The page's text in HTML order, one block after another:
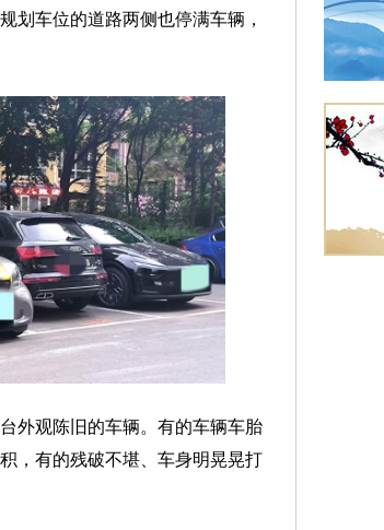
车位的道路两侧也停满车辆，
观陈旧的车辆。有的车辆车胎
，有的残破不堪、车身明晃晃打